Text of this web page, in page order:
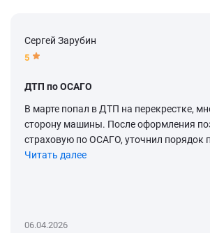
Сергей Зарубин
5
ДТП по ОСАГО
В марте попал в ДТП на перекрестке,
сторону машины. После оформления
страховую по ОСАГО, уточнил порядок
Читать далее
06.04.2026